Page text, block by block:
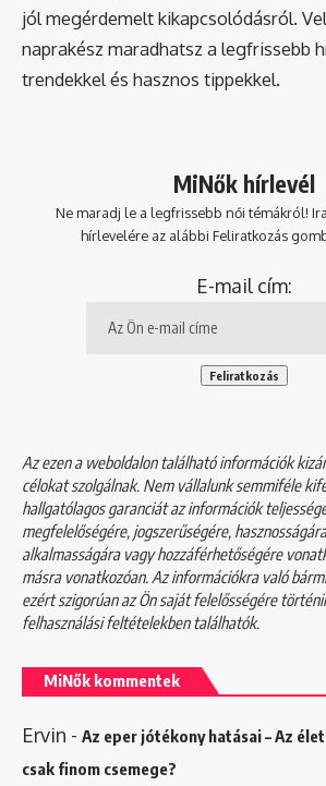
jól megérdemelt kikapcsolódásról.
naprakész maradhatsz a legfrissebb
trendekkel és hasznos tippekkel.
MiNők hírlevél
Ne maradj le a legfrissebb női témákról!
hírlevelére az alábbi Feliratkozás
E-mail cím:
Az ezen a weboldalon található információk
célokat szolgálnak. Nem vállalunk semmiféle
hallgatólagos garanciát az információk
megfelelőségére, jogszerűségére,
alkalmasságára vagy hozzáférhetőségére
másra vonatkozóan. Az információkra való
ezért szigorúan az Ön saját felelősségére
felhasználási feltételekbentalálhatók.
MiNők kommentek
Ervin - Az eper jótékony hatásai – Az
csak finom csemege?